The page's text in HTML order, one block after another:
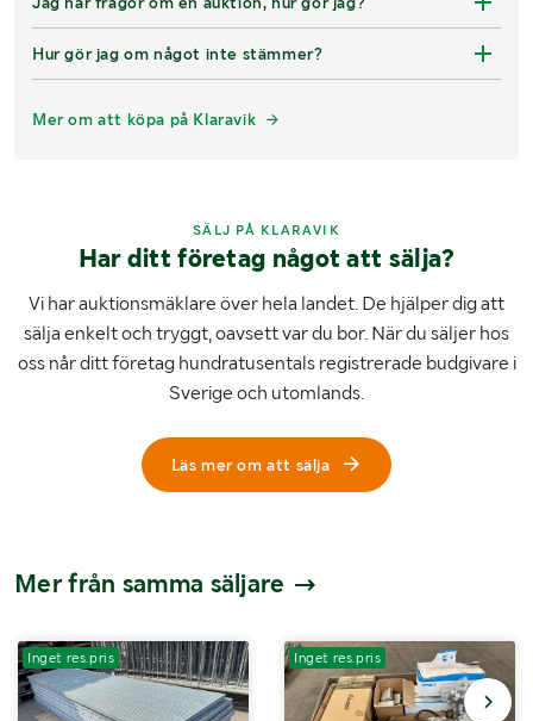
Hur gör jag om något inte stämmer?
Mer om att köpa på Klaravik
SÄLJ PÅ KLARAVIK
Har ditt företag något att sälja?
Vi har auktionsmäklare över hela landet. De hjälper dig att
sälja enkelt och tryggt, oavsett var du bor. När du säljer hos
oss når ditt företag hundratusentals registrerade budgivare i
Sverige och utomlands.
Läs mer om att sälja
Mer från samma säljare
Inget res.pris Inget res.pris